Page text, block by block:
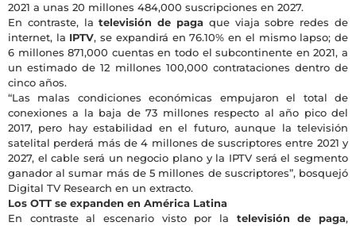
2021 a unas 20 millones 484,000 suscripciones en 2027.
En contraste, latelevisión de paga que viaja sobre redes de
internet, la IPTV, se expandirá en 76.10% en el mismo lapso; de
6 millones 871,000 cuentas en todo el subcontinente en 2021, a
un estimado de 12 millones 100,000 contrataciones dentro de
cinco años.
“Las malas condiciones económicas empujaron el total de
conexiones a la baja de 73 millones respecto al año pico del
2017, pero hay estabilidad en el futuro, aunque la televisión
satelital perderá más de 4 millones de suscriptores entre 2021 y
2027, el cable será un negocio plano y la IPTV será el segmento
ganador al sumar más de 5 millones de suscriptores”, bosquejó
Digital TV Research en un extracto.
Los OTT se expanden en América Latina
En contraste al escenario visto por la televisión de paga,